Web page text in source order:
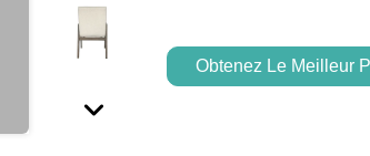
Obtenez Le Meilleur